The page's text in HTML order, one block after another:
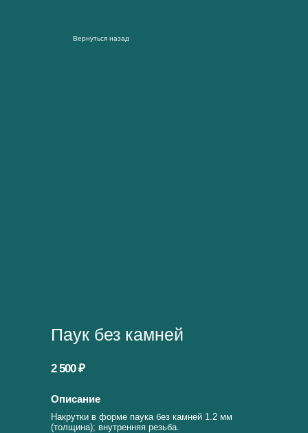
Вернуться назад
Паук без камней
Описание
Накрутки в форме паука без камней 1.2 мм
(толщина); внутренняя резьба.
2 500 ₽